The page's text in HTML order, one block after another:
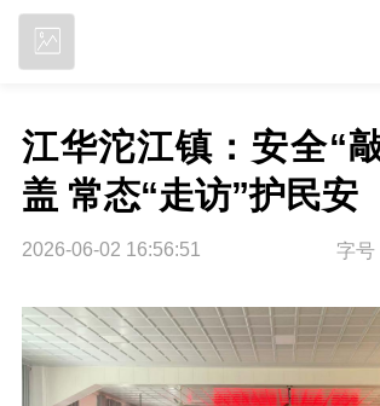
江华沱江镇：安全“
盖 常态“走访”护民安
2026-06-02 16:56:51 字号